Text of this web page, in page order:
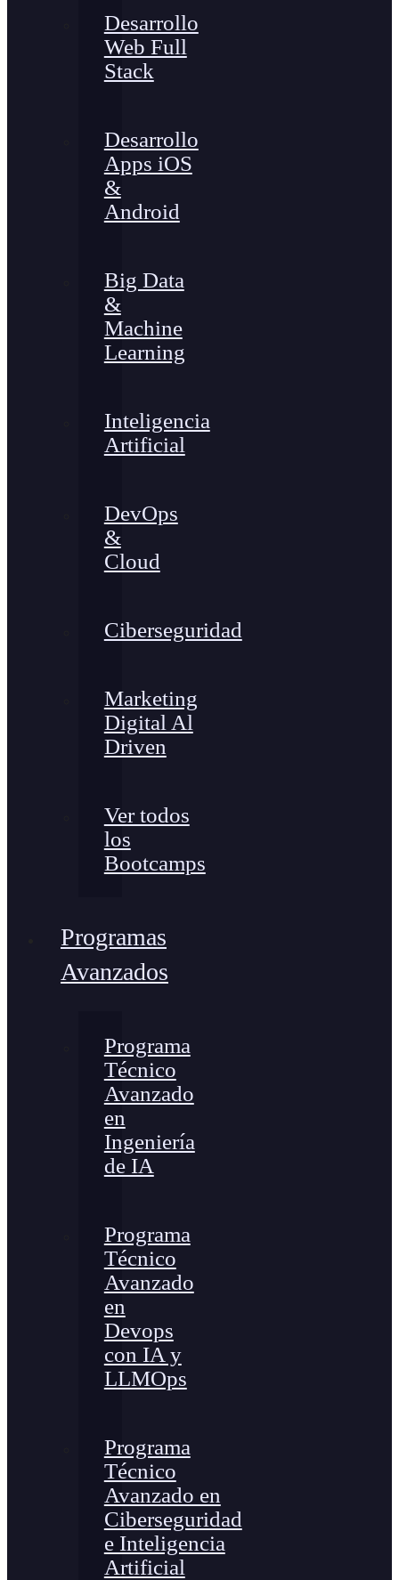
Desarrollo
Web Full
Stack
Desarrollo
Apps iOS
&
Android
Big Data
&
Machine
Learning
Inteligencia
Artificial
DevOps
&
Cloud
Ciberseguridad
Marketing
Digital Al
Driven
Ver todos
los
Bootcamps
Programas
Avanzados
Programa
Técnico
Avanzado
en
Ingeniería
de IA
Programa
Técnico
Avanzado
en
Devops
con IA y
LLMOps
Programa
Técnico
Avanzado en
Ciberseguridad
e Inteligencia
Artificial